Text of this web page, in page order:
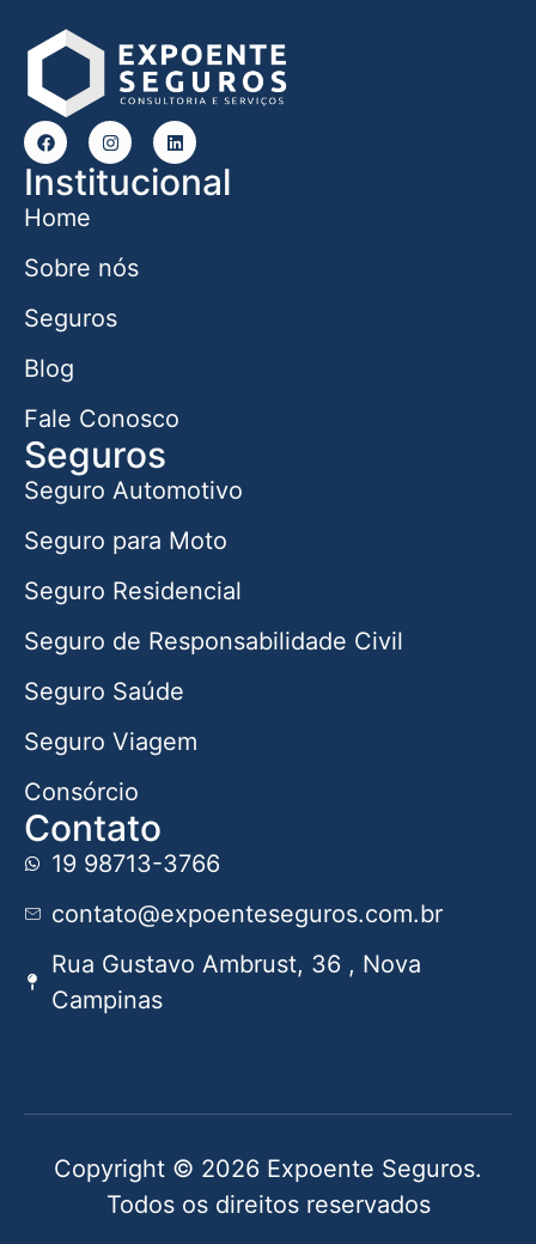
Institucional
Home
Sobre nós
Seguros
Blog
Fale Conosco
Seguros
Seguro Automotivo
Seguro para Moto
Seguro Residencial
Seguro de Responsabilidade Civil
Seguro Saúde
Seguro Viagem
Consórcio
Contato
19 98713-3766
contato@expoenteseguros.com.br
Rua Gustavo Ambrust, 36 , Nova
Campinas
Copyright © 2026 Expoente Seguros.
Todos os direitos reservados